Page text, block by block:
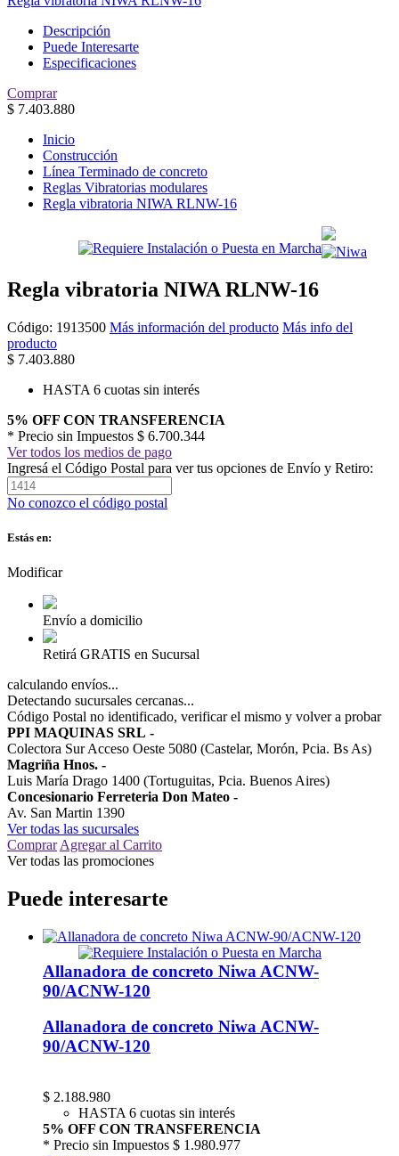
Descripción
Puede Interesarte
Especificaciones
Comprar
$ 7.403.880
Inicio
Construcción
Línea Terminado de concreto
Reglas Vibratorias modulares
Regla vibratoria NIWA RLNW-16
Regla vibratoria NIWA RLNW-16
Código: 1913500 Más información del producto Más info del
producto
$ 7.403.880
HASTA 6 cuotas sin interés
5% OFF CON TRANSFERENCIA
* Precio sin Impuestos $ 6.700.344
Ver todos los medios de pago
Ingresá el Código Postal para ver tus opciones de Envío y Retiro:
No conozco el código postal
Estás en:
Modificar
Envío a domicilio
Retirá GRATIS en Sucursal
calculando envíos...
Detectando sucursales cercanas...
Código Postal no identificado, verificar el mismo y volver a probar
PPI MAQUINAS SRL -
Colectora Sur Acceso Oeste 5080 (Castelar, Morón, Pcia. Bs As)
Magriña Hnos. -
Luis María Drago 1400 (Tortuguitas, Pcia. Buenos Aires)
Concesionario Ferreteria Don Mateo -
Av. San Martin 1390
Ver todas las sucursales
Comprar Agregar al Carrito
Ver todas las promociones
Puede interesarte
Allanadora de concreto Niwa ACNW-
90/ACNW-120
Allanadora de concreto Niwa ACNW-
90/ACNW-120
$ 2.188.980
HASTA 6 cuotas sin interés
5% OFF CON TRANSFERENCIA
* Precio sin Impuestos $ 1.980.977